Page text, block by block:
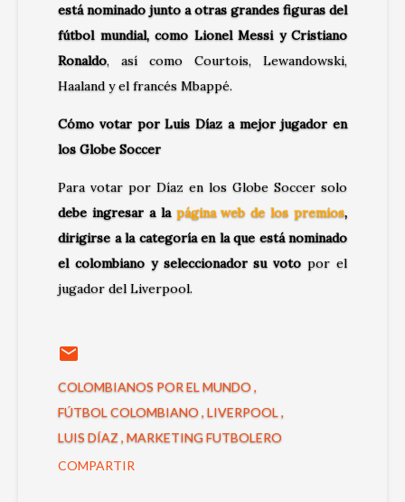
está nominado junto a otras grandes figuras del
fútbol mundial, como Lionel Messi y Cristiano
Ronaldo, así como Courtois, Lewandowski,
Haaland y el francés Mbappé.
Cómo votar por Luis Díaz a mejor jugador en
los Globe Soccer
Para votar por Díaz en los Globe Soccer solo
debe ingresar a la página web de los premios,
dirigirse a la categoría en la que está nominado
el colombiano y seleccionador su voto por el
jugador del Liverpool.
COLOMBIANOS POR EL MUNDO
FÚTBOL COLOMBIANO LIVERPOOL
LUIS DÍAZ MARKETING FUTBOLERO
COMPARTIR